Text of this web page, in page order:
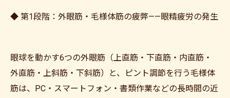
◆ 第1段階：外眼筋・毛様体筋の疲弊——眼精疲労の発生
眼球を動かす6つの外眼筋（上直筋・下直筋・内直筋・
外直筋・上斜筋・下斜筋）と、ピント調節を行う毛様体
筋は、PC・スマートフォン・書類作業などの長時間の近